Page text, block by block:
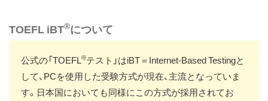
TOEFL iBT®について
公式の「TOEFL®テスト」はiBT＝Internet-Based Testingと
して、PCを使用した受験方式が現在、主流となっていま
す。日本国においても同様にこの方式が採用されてお